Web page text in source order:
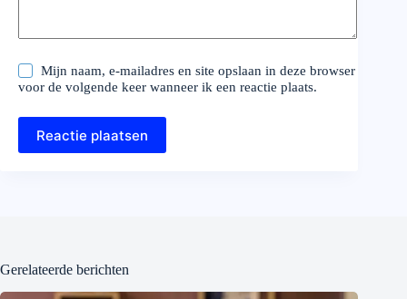
Mijn naam, e-mailadres en site opslaan in deze browser
voor de volgende keer wanneer ik een reactie plaats.
Reactie plaatsen
Gerelateerde berichten